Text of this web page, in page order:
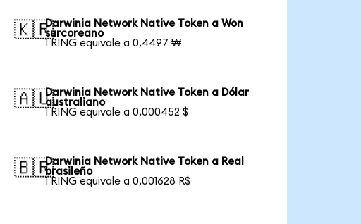
🇰🇷Darwinia Network Native Token a Won
surcoreano
1 RING equivale a 0,4497 ₩
🇦🇺Darwinia Network Native Token a Dólar
australiano
1 RING equivale a 0,000452 $
🇧🇷Darwinia Network Native Token a Real
brasileño
1 RING equivale a 0,001628 R$